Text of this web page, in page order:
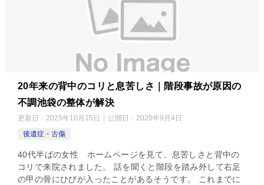
20年来の背中のコリと息苦しさ｜階段事故が原因の
不調池袋の整体が解決
更新日： 2025年10月15日 公開日： 2020年9月4日
後遺症・古傷
40代半ばの女性 ホームページを見て、息苦しさと背中の
コリで来院されました。 話を聞くと階段を踏み外して右足
の甲の骨にひびが入ったことがあるそうです。 これまでに